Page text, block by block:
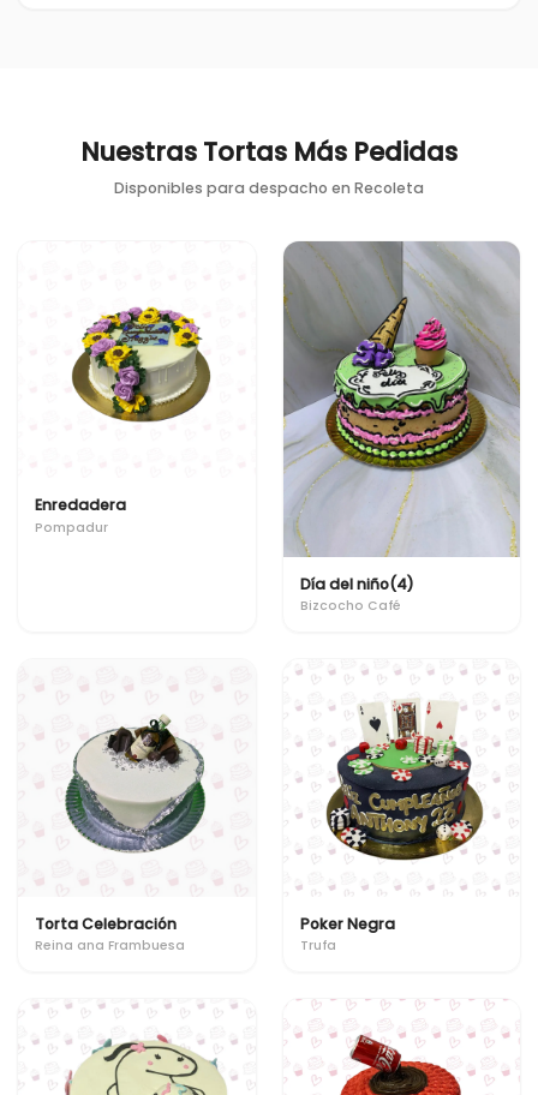
Nuestras Tortas Más Pedidas
Disponibles para despacho en Recoleta
Enredadera
Pompadur
Día del niño(4)
Bizcocho Café
Torta Celebración
Reina ana Frambuesa
Poker Negra
Trufa